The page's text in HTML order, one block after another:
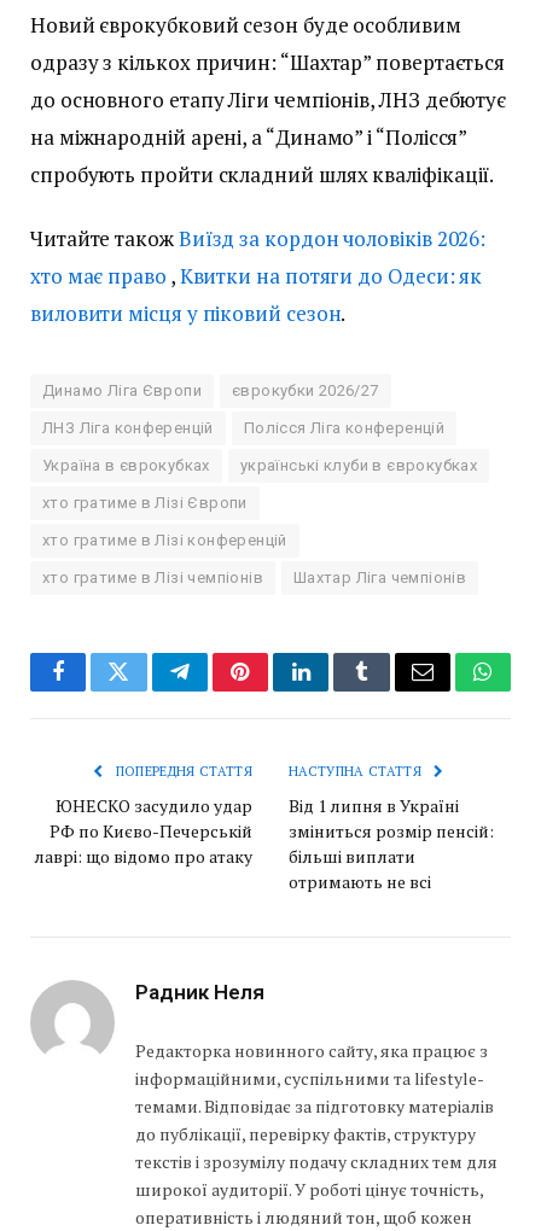
Новий єврокубковий сезон буде особливим
одразу з кількох причин: “Шахтар” повертається
до основного етапу Ліги чемпіонів, ЛНЗ дебютує
на міжнародній арені, а “Динамо” і “Полісся”
спробують пройти складний шлях кваліфікації.
Читайте такожВиїзд за кордон чоловіків 2026:
хто має право ,Квитки на потяги до Одеси: як
виловити місця у піковий сезон.
Динамо Ліга Європи єврокубки 2026/27
ЛНЗ Ліга конференцій Полісся Ліга конференцій
Україна в єврокубках українські клуби в єврокубках
хто гратиме в Лізі Європи
хто гратиме в Лізі конференцій
хто гратиме в Лізі чемпіонів Шахтар Ліга чемпіонів
FacebookTwitterTelegramPinterestLinkedInTumblrEmail
ПОПЕРЕДНЯ СТАТТЯ
ЮНЕСКО засудило удар
РФ по Києво-Печерській
лаврі: що відомо про атаку
НАСТУПНА СТАТТЯ
Від 1 липня в Україні
зміниться розмір пенсій:
більші виплати
отримають не всі
Радник Неля
Редакторка новинного сайту, яка працює з
інформаційними, суспільними та lifestyle-
темами. Відповідає за підготовку матеріалів
до публікації, перевірку фактів, структуру
текстів і зрозумілу подачу складних тем для
широкої аудиторії. У роботі цінує точність,
оперативність і людяний тон, щоб кожен